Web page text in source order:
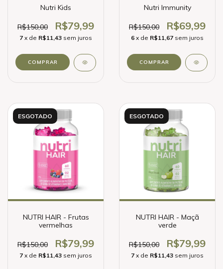
Nutri Kids
R$150,00 R$79,99
7 x de R$11,43 sem juros
Nutri Immunity
R$150,00 R$69,99
6 x de R$11,67 sem juros
ESGOTADO
NUTRI HAIR - Frutas
vermelhas
R$150,00 R$79,99
7 x de R$11,43 sem juros
ESGOTADO
NUTRI HAIR - Maçã
verde
R$150,00 R$79,99
7 x de R$11,43 sem juros